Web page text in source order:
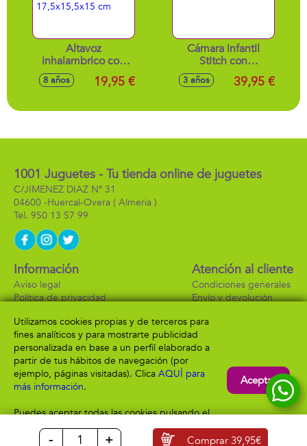
- + Comprar39,95€
Altavoz
inhalambrico con
luces disco Go
Party 17,5x15,5x15
8 años 19,95 €
Cámara infantil
Stitch con
protección
3 años 39,95 €
1001 Juguetes - Tu tienda online de juguetes
C/JIMENEZ DIAZ Nº 31
04600 -Huercal-Overa ( Almeria )
950 13 57 99
Información
Aviso legal
Política de privacidad
Atención al cliente
Condiciones generales
Envío y devolución
Formas de pago
Utilizamos cookies propias y de terceros para
fines analíticos y para mostrarte publicidad
personalizada en base a un perfil elaborado a
partir de tus hábitos de navegación (por
ejemplo, páginas visitadas). Clica AQUÍ para
más información.
Puedes aceptar todas las cookies pulsando el
botón “Aceptar” o configurarlas o rechazar su
uso clicando
AQUÍ
Aceptar